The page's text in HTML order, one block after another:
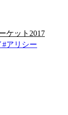
ケット2017
#アリシー